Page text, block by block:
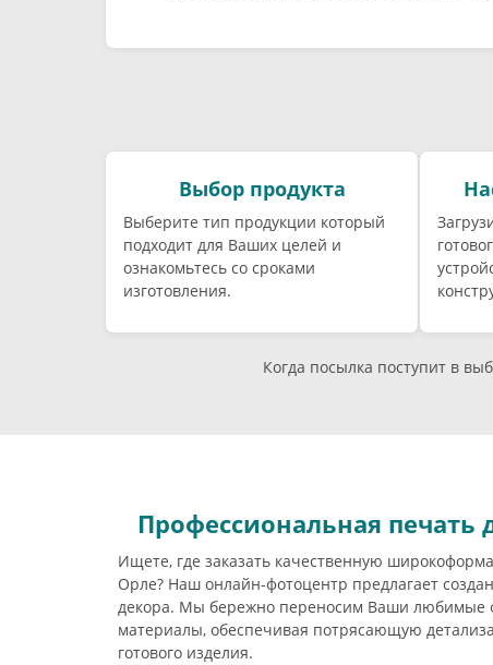
Выбор продукта
Выберите тип продукции который
подходит для Ваших целей и
ознакомьтесь со сроками
изготовления.
Когда посылка поступит в
Профессиональная печать
Ищете, где заказать качественную
Орле? Наш онлайн-фотоцентр предлагает
декора. Мы бережно переносим Ваши любимые
материалы, обеспечивая потрясающую
готового изделия.